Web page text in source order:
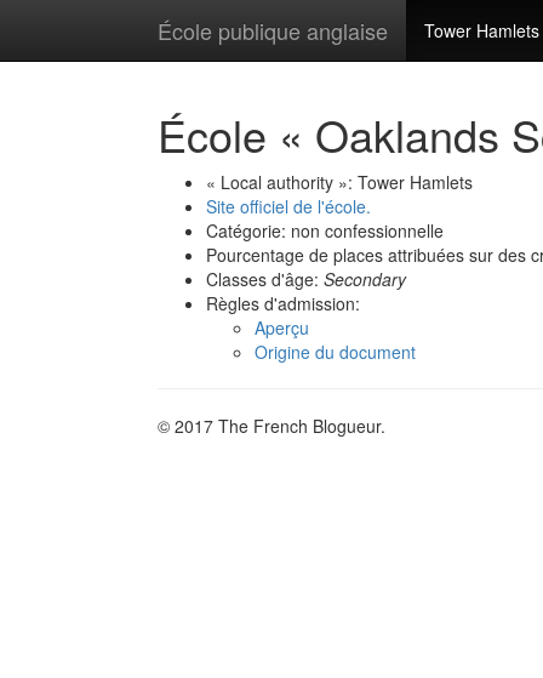
École publique anglaise Tower Hamlets
École « Oaklands
« Local authority »: Tower Hamlets
Site officiel de l'école.
Catégorie: non confessionnelle
Pourcentage de places attribuées sur des
Classes d'âge: Secondary
Règles d'admission:
Aperçu
Origine du document
© 2017 The French Blogueur.